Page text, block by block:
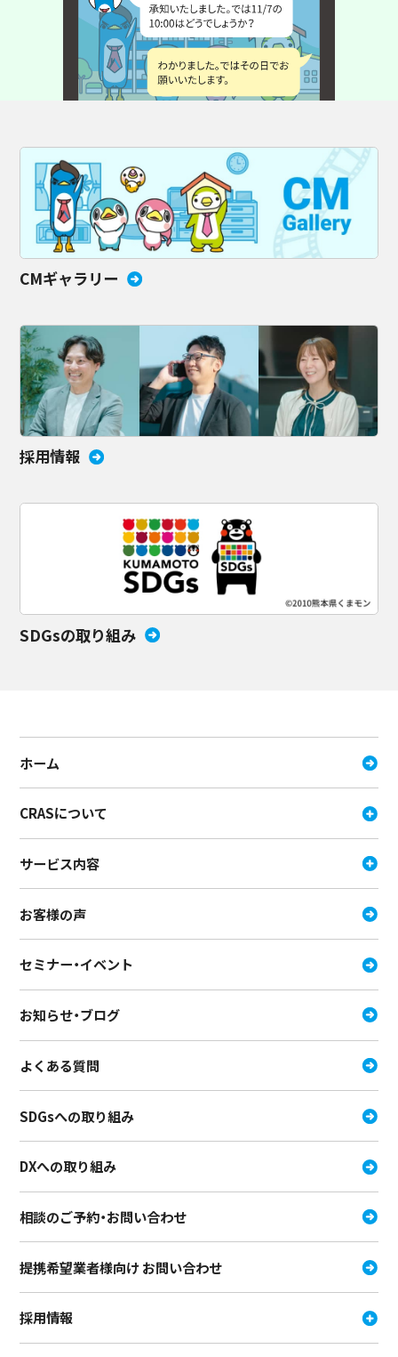
CMギャラリー
採用情報
SDGsの取り組み
ホーム
CRASについて
サービス内容
お客様の声
セミナー・イベント
お知らせ・ブログ
よくある質問
SDGsへの取り組み
DXへの取り組み
相談のご予約・お問い合わせ
提携希望業者様向け お問い合わせ
採用情報